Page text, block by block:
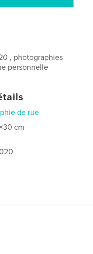
, photographies
personnelle
de rue
cm